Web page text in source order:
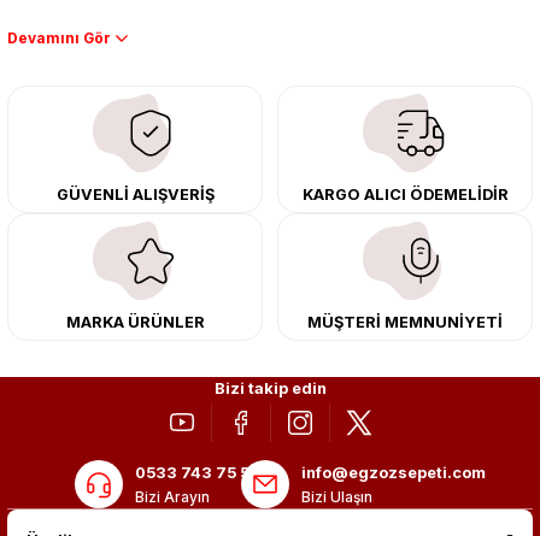
Performans artışı isteyen sürücüler için özel performans egzozları ve
çıkma orijinal ürünler ile yenileyebilir, body kit uygulamalarıyla aracınızın
tasarımını ve aerodinamisini üst seviyeye taşıyabilirsiniz.
Tüm ürünlerimiz orijinal, dayanıklı ve uzun ömürlüdür. İstanbul’daki montaj
merkezimizde profesyonel montaj yapıyor, Türkiye’nin her yerine güvenli
kargo ile teslimat gerçekleştiriyoruz. Aracınıza değer katmak için doğru
adres: Egzoz Sepeti.
GÜVENLİ ALIŞVERİŞ KARGO ALICI ÖDEMELİDİR
MARKA ÜRÜNLER MÜŞTERİ MEMNUNİYETİ
Bizi takip edin
0533 743 75 56
Bizi Arayın
info@egzozsepeti.com
Bizi Ulaşın